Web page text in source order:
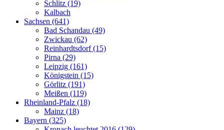
Schlitz (19)
Kalbach
Sachsen (641)
Bad Schandau (49)
Zwickau (62)
Reinhardtsdorf (15)
Pirna (29)
Leipzig (161)
Königstein (15)
Görlitz (191)
Meißen (119)
Rheinland-Pfalz (18)
Mainz (18)
Bayern (325)